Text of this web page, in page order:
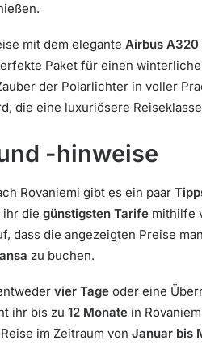
mit dem elegante Airbus A320
Paket für einen
der Polarlichter in voller
die eine luxuriösere
-hinweise
Rovaniemi gibt es ein paar
ihr die günstigsten Tarife mithilfe
dass die angezeigten Preise
zu buchen.
vier Tage oder eine
ihr bis zu 12 Monate in
im Zeitraum von Januar bis